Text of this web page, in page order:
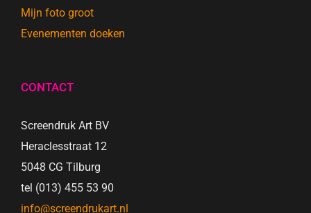
Mijn foto groot
Evenementen doeken
CONTACT
Screendruk Art BV
Heraclesstraat 12
5048 CG Tilburg
tel (013) 455 53 90
info@screendrukart.nl